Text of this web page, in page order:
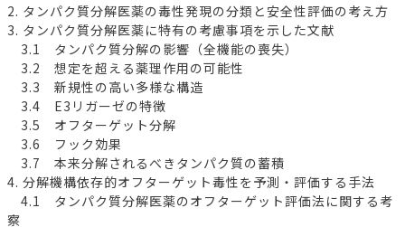
2. タンパク質分解医薬の毒性発現の分類と安全性評価の考え方
3. タンパク質分解医薬に特有の考慮事項を示した文献
3.1 タンパク質分解の影響（全機能の喪失）
3.2 想定を超える薬理作用の可能性
3.3 新規性の高い多様な構造
3.4 E3リガーゼの特徴
3.5 オフターゲット分解
3.6 フック効果
3.7 本来分解されるべきタンパク質の蓄積
4. 分解機構依存的オフターゲット毒性を予測・評価する手法
4.1 タンパク質分解医薬のオフターゲット評価法に関する考
察